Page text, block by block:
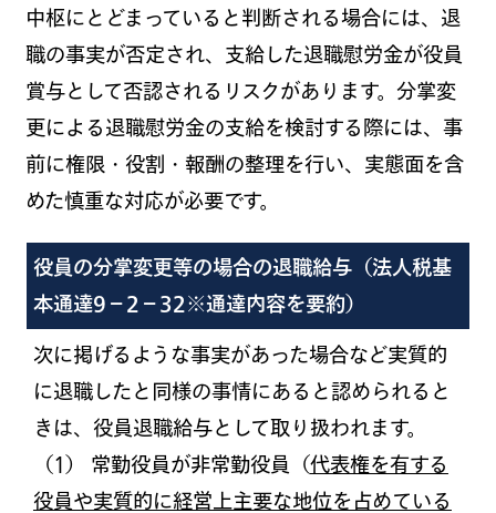
中枢にとどまっていると判断される場合には、退
職の事実が否定され、支給した退職慰労金が役員
賞与として否認されるリスクがあります。分掌変
更による退職慰労金の支給を検討する際には、事
前に権限・役割・報酬の整理を行い、実態面を含
めた慎重な対応が必要です。
役員の分掌変更等の場合の退職給与（法人税基
本通達9－2－32※通達内容を要約）
次に掲げるような事実があった場合など実質的
に退職したと同様の事情にあると認められると
きは、役員退職給与として取り扱われます。
（ 1 ） 常勤役員が非常勤役員（代表権を有する
役員や実質的に経営上主要な地位を占めている